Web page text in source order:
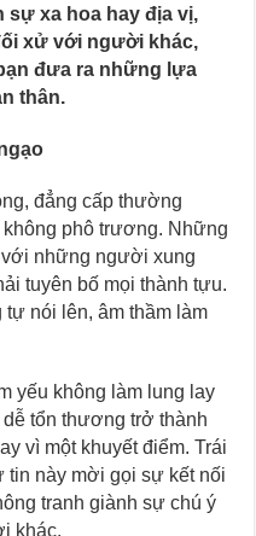
sự xa hoa hay địa vị,
xử với người khác,
đưa ra những lựa
thân.
đẳng cấp thường
phô trương. Những
với những người xung
tuyên bố mọi thành tựu.
tự nói lên, âm thầm làm
yếu không làm lung lay
tổn thương trở thành
vì một khuyết điểm. Trái
này mời gọi sự kết nối
tranh giành sự chú ý
khác.